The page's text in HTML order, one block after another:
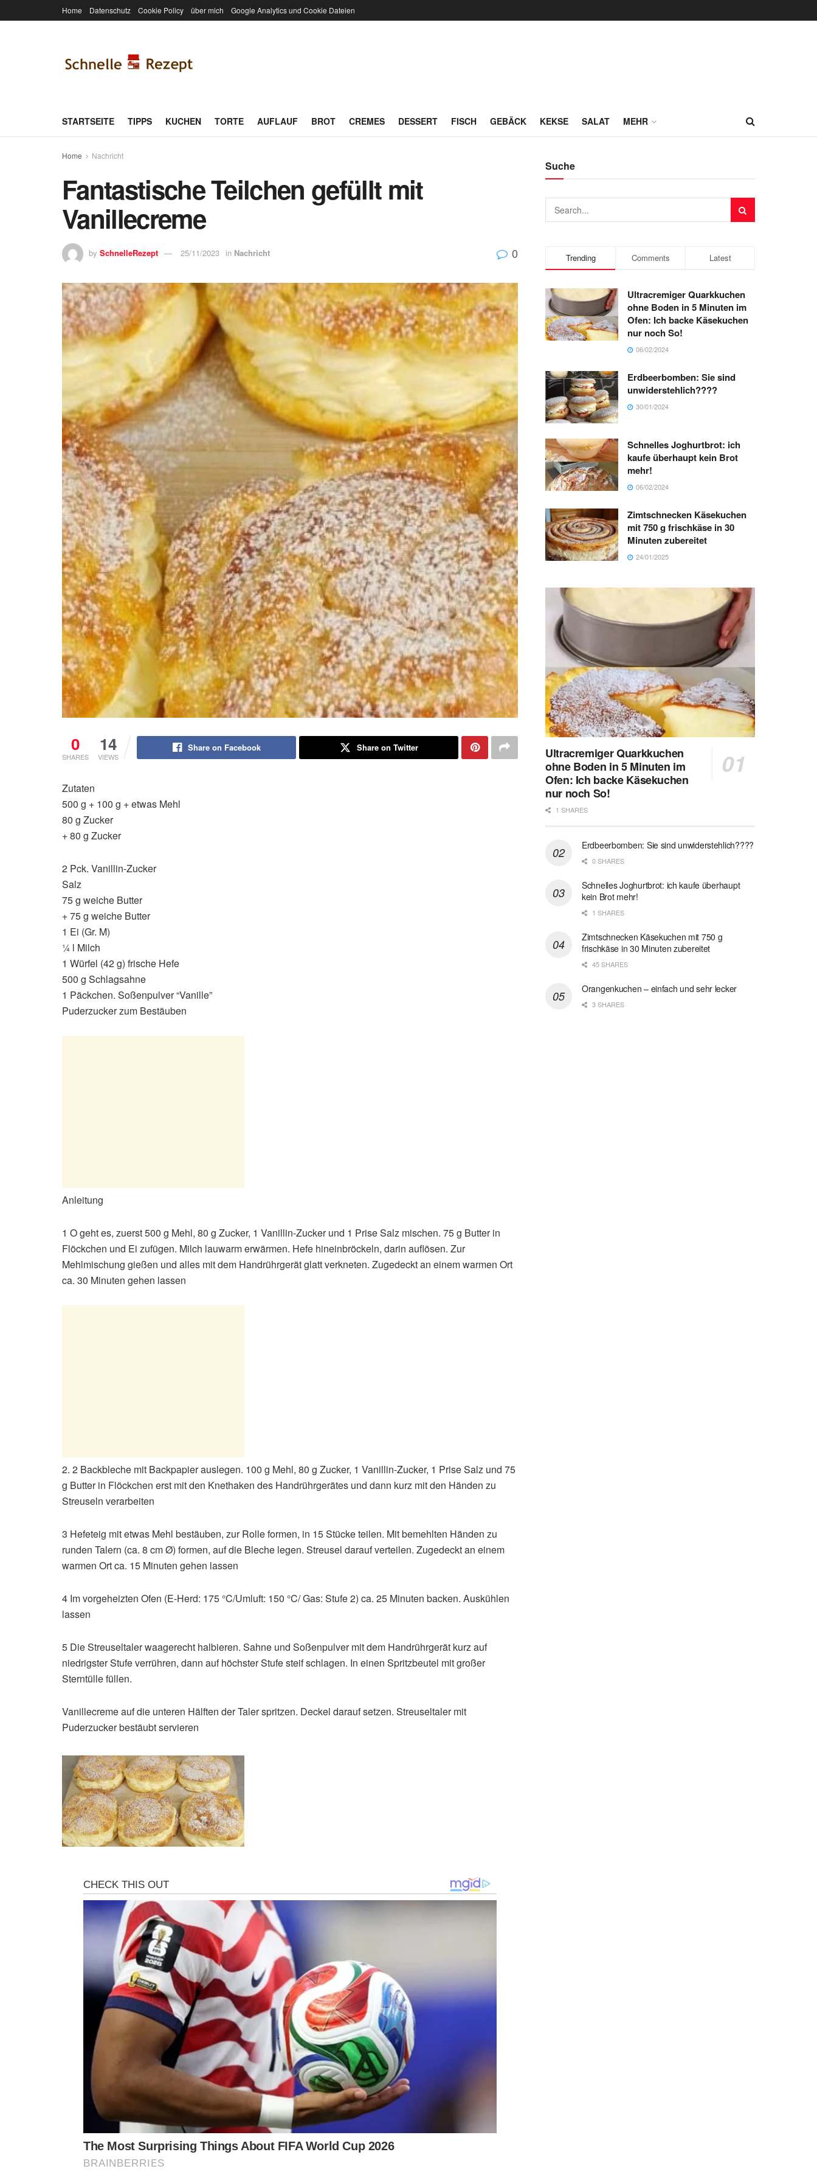
Home Datenschutz Cookie Policy über mich Google Analytics und Cookie Dateien
STARTSEITE TIPPS KUCHEN TORTE AUFLAUF BROT CREMES DESSERT FISCH GEBÄCK KEKSE SALAT MEHR
Home Nachricht
Fantastische Teilchen gefüllt mit
Vanillecreme
by SchnelleRezept 25/11/2023 in Nachricht 0
0
SHARES
14
VIEWS
Share on Facebook Share on Twitter
Zutaten
500 g + 100 g + etwas Mehl
80 g Zucker
+ 80 g Zucker
2 Pck. Vanillin-Zucker
Salz
75 g weiche Butter
+ 75 g weiche Butter
1 Ei (Gr. M)
¼ l Milch
1 Würfel (42 g) frische Hefe
500 g Schlagsahne
1 Päckchen. Soßenpulver “Vanille”
Puderzucker zum Bestäuben
Anleitung
1 O geht es, zuerst 500 g Mehl, 80 g Zucker, 1 Vanillin-Zucker und 1 Prise Salz mischen. 75 g Butter in
Flöckchen und Ei zufügen. Milch lauwarm erwärmen. Hefe hineinbröckeln, darin auflösen. Zur
Mehlmischung gießen und alles mit dem Handrührgerät glatt verkneten. Zugedeckt an einem warmen Ort
ca. 30 Minuten gehen lassen
2. 2 Backbleche mit Backpapier auslegen. 100 g Mehl, 80 g Zucker, 1 Vanillin-Zucker, 1 Prise Salz und 75
g Butter in Flöckchen erst mit den Knethaken des Handrührgerätes und dann kurz mit den Händen zu
Streuseln verarbeiten
3 Hefeteig mit etwas Mehl bestäuben, zur Rolle formen, in 15 Stücke teilen. Mit bemehlten Händen zu
runden Talern (ca. 8 cm Ø) formen, auf die Bleche legen. Streusel darauf verteilen. Zugedeckt an einem
warmen Ort ca. 15 Minuten gehen lassen
4 Im vorgeheizten Ofen (E-Herd: 175 °C/Umluft: 150 °C/ Gas: Stufe 2) ca. 25 Minuten backen. Auskühlen
lassen
5 Die Streuseltaler waagerecht halbieren. Sahne und Soßenpulver mit dem Handrührgerät kurz auf
niedrigster Stufe verrühren, dann auf höchster Stufe steif schlagen. In einen Spritzbeutel mit großer
Sterntülle füllen.
Vanillecreme auf die unteren Hälften der Taler spritzen. Deckel darauf setzen. Streuseltaler mit
Puderzucker bestäubt servieren
Suche
Trending Comments Latest
Ultracremiger Quarkkuchen
ohne Boden in 5 Minuten im
Ofen: Ich backe Käsekuchen
nur noch So!
06/02/2024
Erdbeerbomben: Sie sind
unwiderstehlich????
30/01/2024
Schnelles Joghurtbrot: ich
kaufe überhaupt kein Brot
mehr!
06/02/2024
Zimtschnecken Käsekuchen
mit 750 g frischkäse in 30
Minuten zubereitet
24/01/2025
Ultracremiger Quarkkuchen
ohne Boden in 5 Minuten im
Ofen: Ich backe Käsekuchen
nur noch So!
1 SHARES
Erdbeerbomben: Sie sind unwiderstehlich????
0 SHARES
Schnelles Joghurtbrot: ich kaufe überhaupt
kein Brot mehr!
1 SHARES
Zimtschnecken Käsekuchen mit 750 g
frischkäse in 30 Minuten zubereitet
45 SHARES
Orangenkuchen – einfach und sehr lecker
3 SHARES